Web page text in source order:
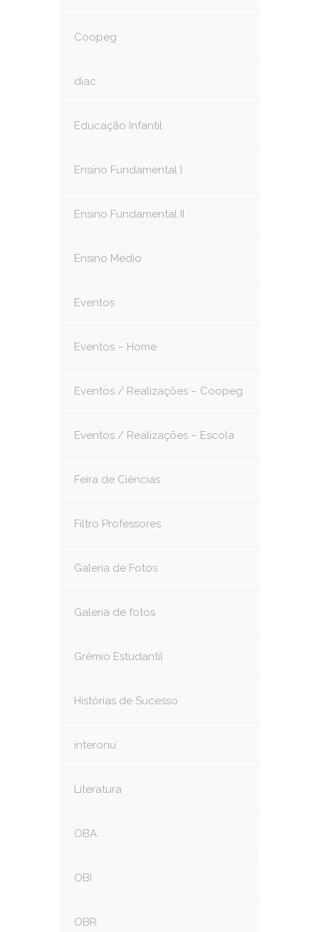
Coopeg
diac
Educação Infantil
Ensino Fundamental I
Ensino Fundamental II
Ensino Médio
Eventos
Eventos – Home
Eventos / Realizações – Coopeg
Eventos / Realizações – Escola
Feira de Ciências
Filtro Professores
Galeria de Fotos
Galeria de fotos
Grêmio Estudantil
Histórias de Sucesso
interonu
Literatura
OBA
OBI
OBR